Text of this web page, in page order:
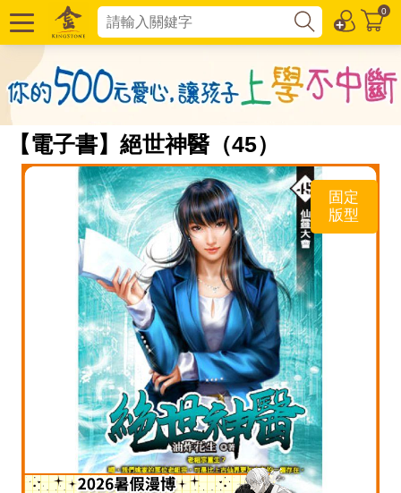
0
【電子書】絕世神醫（45）
固定
版型